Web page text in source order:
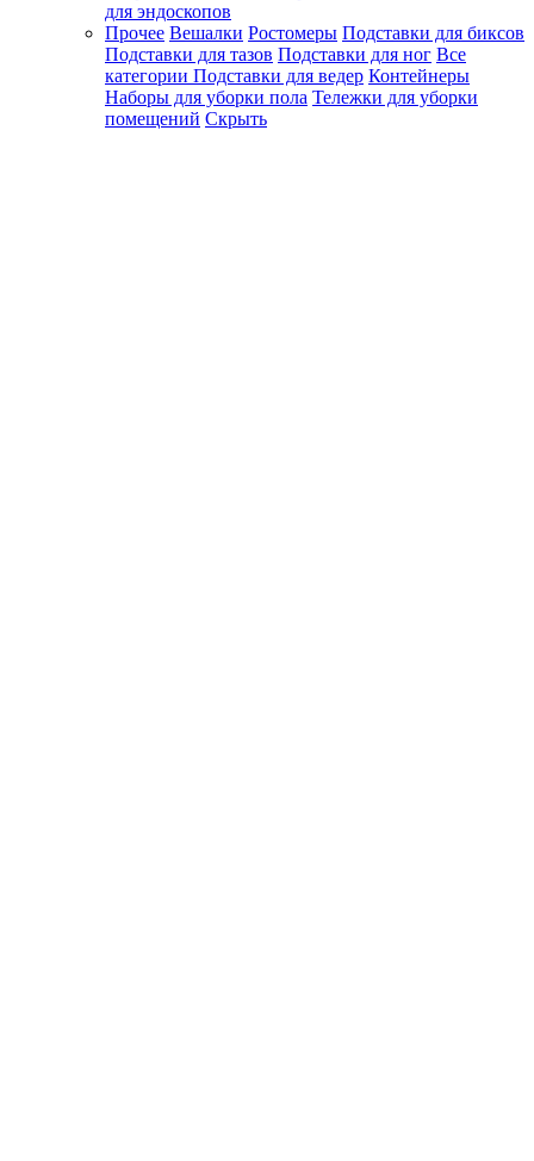
для эндоскопов
Прочее Вешалки Ростомеры Подставки для биксов
Подставки для тазов Подставки для ног Все
категории Подставки для ведер Контейнеры
Наборы для уборки пола Тележки для уборки
помещений Скрыть